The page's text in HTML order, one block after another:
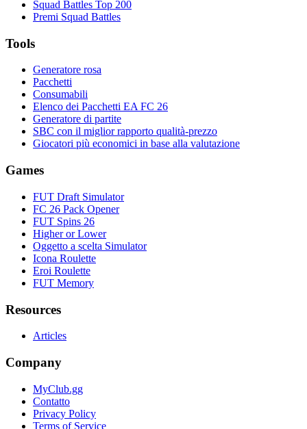
Squad Battles Top 200
Premi Squad Battles
Tools
Generatore rosa
Pacchetti
Consumabili
Elenco dei Pacchetti EA FC 26
Generatore di partite
SBC con il miglior rapporto qualità-prezzo
Giocatori più economici in base alla valutazione
Games
FUT Draft Simulator
FC 26 Pack Opener
FUT Spins 26
Higher or Lower
Oggetto a scelta Simulator
Icona Roulette
Eroi Roulette
FUT Memory
Resources
Articles
Company
MyClub.gg
Contatto
Privacy Policy
Terms of Service